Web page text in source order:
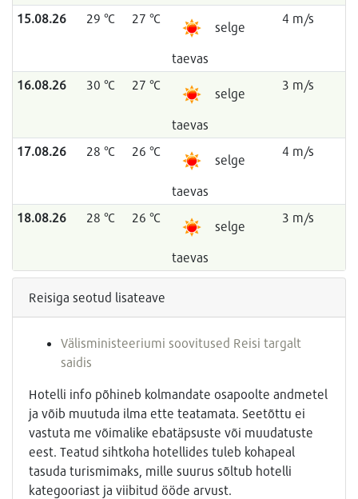
15.08.26 29 °C 27 °C
selge
taevas
4 m/s
16.08.26 30 °C 27 °C
selge
taevas
3 m/s
17.08.26 28 °C 26 °C
selge
taevas
4 m/s
18.08.26 28 °C 26 °C
selge
taevas
3 m/s
Reisiga seotud lisateave
Välisministeeriumi soovitused Reisi targalt
saidis
Hotelli info põhineb kolmandate osapoolte andmetel
ja võib muutuda ilma ette teatamata. Seetõttu ei
vastuta me võimalike ebatäpsuste või muudatuste
eest. Teatud sihtkoha hotellides tuleb kohapeal
tasuda turismimaks, mille suurus sõltub hotelli
kategooriast ja viibitud ööde arvust.